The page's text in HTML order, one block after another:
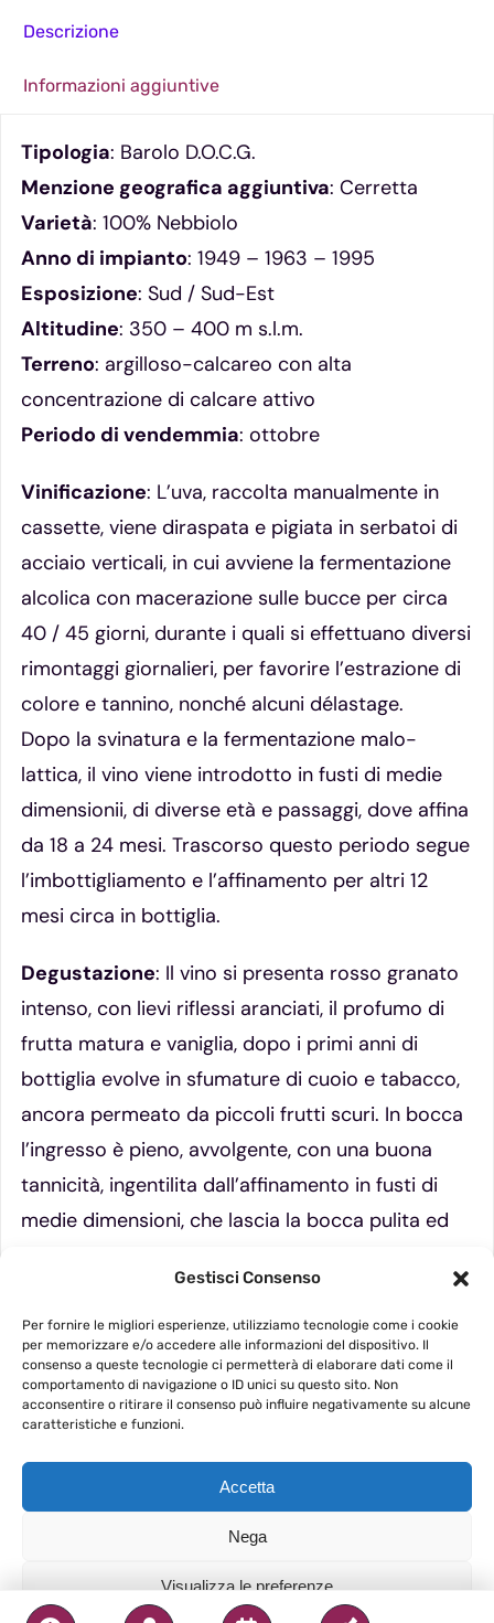
Gestisci Consenso
Per fornire le migliori esperienze, utilizziamo tecnologie come i cookie
per memorizzare e/o accedere alle informazioni del dispositivo. Il
consenso a queste tecnologie ci permetterà di elaborare dati come il
comportamento di navigazione o ID unici su questo sito. Non
acconsentire o ritirare il consenso può influire negativamente su alcune
caratteristiche e funzioni.
Accetta
Nega
Visualizza le preferenze
Descrizione
Informazioni aggiuntive
Tipologia: Barolo D.O.C.G.
Menzione geografica aggiuntiva: Cerretta
Varietà: 100% Nebbiolo
Anno di impianto: 1949 – 1963 – 1995
Esposizione: Sud / Sud-Est
Altitudine: 350 – 400 m s.l.m.
Terreno: argilloso-calcareo con alta
concentrazione di calcare attivo
Periodo di vendemmia: ottobre
Vinificazione: L’uva, raccolta manualmente in
cassette, viene diraspata e pigiata in serbatoi di
acciaio verticali, in cui avviene la fermentazione
alcolica con macerazione sulle bucce per circa
40 / 45 giorni, durante i quali si effettuano diversi
rimontaggi giornalieri, per favorire l’estrazione di
colore e tannino, nonché alcuni délastage.
Dopo la svinatura e la fermentazione malo-
lattica, il vino viene introdotto in fusti di medie
dimensionii, di diverse età e passaggi, dove affina
da 18 a 24 mesi. Trascorso questo periodo segue
l’imbottigliamento e l’affinamento per altri 12
mesi circa in bottiglia.
Degustazione: Il vino si presenta rosso granato
intenso, con lievi riflessi aranciati, il profumo di
frutta matura e vaniglia, dopo i primi anni di
bottiglia evolve in sfumature di cuoio e tabacco,
ancora permeato da piccoli frutti scuri. In bocca
l’ingresso è pieno, avvolgente, con una buona
tannicità, ingentilita dall’affinamento in fusti di
medie dimensioni, che lascia la bocca pulita ed
accostamenti variano dai formaggi stagionati ai
secondi sapidi e di cacciagione. Piacevole per il
fine pasto e la meditazione